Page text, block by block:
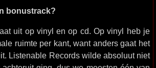
bonustrack?
uit op vinyl en op cd. Op vinyl heb je
ruimte per kant, want anders gaat het
Listenable Records wilde absoluut niet